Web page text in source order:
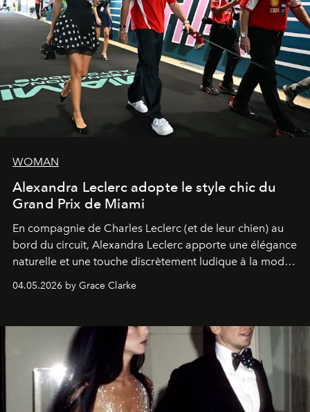
WOMAN
Alexandra Leclerc adopte le style chic du
Grand Prix de Miami
En compagnie de Charles Leclerc (et de leur chien) au
bord du circuit, Alexandra Leclerc apporte une élégance
naturelle et une touche discrètement ludique à la mode
04.05.2026 by Grace Clarke